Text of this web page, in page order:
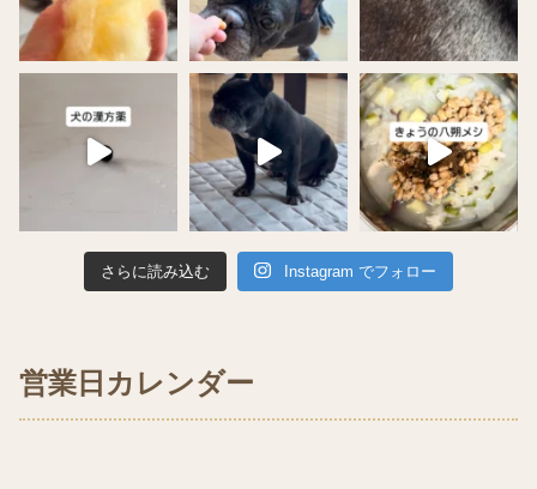
さらに読み込む Instagram でフォロー
営業日カレンダー